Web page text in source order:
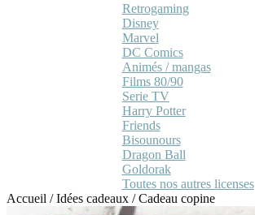
Retrogaming
Disney
Marvel
DC Comics
Animés / mangas
Films 80/90
Serie TV
Harry Potter
Friends
Bisounours
Dragon Ball
Goldorak
Toutes nos autres licenses
Accueil /Idées cadeaux /Cadeau copine